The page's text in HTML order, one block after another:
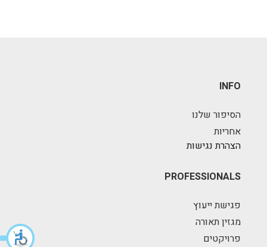
INFO
הסיפור שלנו
אחריות
הצהרת נגישות
PROFESSIONALS
פגישת ייעוץ
מגזין תאורה
פרויקטים